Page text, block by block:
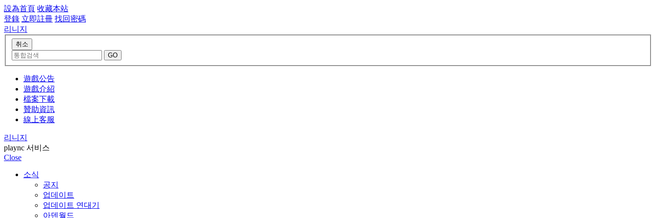
設為首頁 收藏本站
登錄 立即註冊 找回密碼
리니지
遊戲公告
遊戲介紹
檔案下載
贊助資訊
線上客服
리니지
plaync 서비스
Close
소식
공지
업데이트
업데이트 연대기
아덴월드